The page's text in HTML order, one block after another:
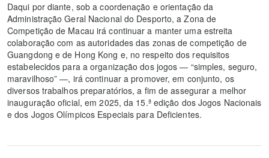
Daqui por diante, sob a coordenação e orientação da
Administração Geral Nacional do Desporto, a Zona de
Competição de Macau irá continuar a manter uma estreita
colaboração com as autoridades das zonas de competição de
Guangdong e de Hong Kong e, no respeito dos requisitos
estabelecidos para a organização dos jogos — “simples, seguro,
maravilhoso” —, irá continuar a promover, em conjunto, os
diversos trabalhos preparatórios, a fim de assegurar a melhor
inauguração oficial, em 2025, da 15.ª edição dos Jogos Nacionais
e dos Jogos Olímpicos Especiais para Deficientes.